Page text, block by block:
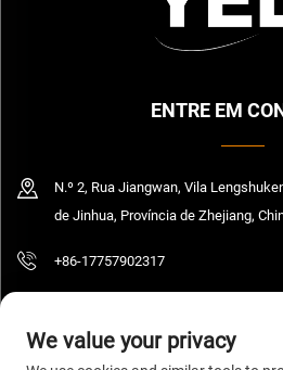
ENTRE EM
N.º 2, Rua Jiangwan, Vila
de Jinhua, Província de Zhejiang,
+86-17757902317
We value your privacy